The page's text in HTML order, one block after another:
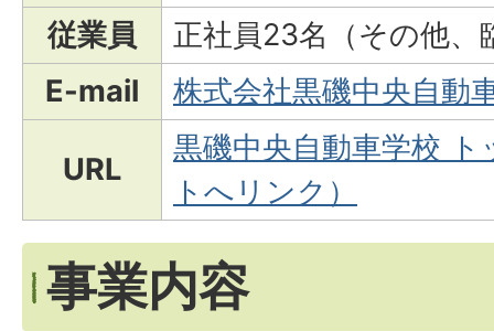
従業員
正社員23名（その他、
E-mail
株式会社黒磯中央自動
URL
黒磯中央自動車学校
トへリンク）
事業内容